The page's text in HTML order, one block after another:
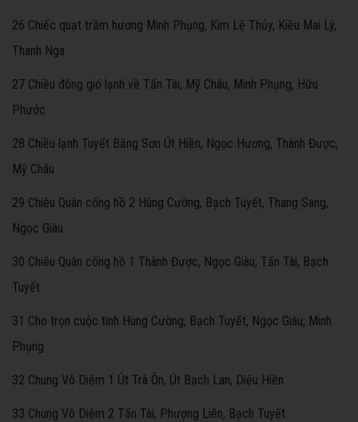
26 Chiếc quạt trầm hương Minh Phụng, Kim Lệ Thủy, Kiều Mai Lý,
Thanh Nga
27 Chiều đông gió lạnh về Tấn Tài, Mỹ Châu, Minh Phụng, Hữu
Phước
28 Chiều lạnh Tuyết Băng Sơn Út Hiền, Ngọc Hương, Thành Được,
Mỹ Châu
29 Chiêu Quân cống hồ 2 Hùng Cường, Bạch Tuyết, Thang Sang,
Ngọc Giàu
30 Chiêu Quân cống hồ 1 Thành Được, Ngọc Giàu, Tấn Tài, Bạch
Tuyết
31 Cho trọn cuộc tình Hùng Cường, Bạch Tuyết, Ngọc Giàu, Minh
Phụng
32 Chung Vô Diệm 1 Út Trà Ôn, Út Bạch Lan, Diệu Hiền
33 Chung Vô Diệm 2 Tấn Tài, Phượng Liên, Bạch Tuyết